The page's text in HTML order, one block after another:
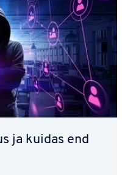
ja kuidas end